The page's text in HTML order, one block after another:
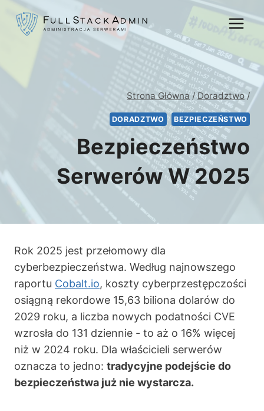
Przejdź
Strona Główna / Doradztwo /
DORADZTWO BEZPIECZEŃSTWO
Bezpieczeństwo
Serwerów W 2025
Rok 2025 jest przełomowy dla
cyberbezpieczeństwa. Według najnowszego
raportu Cobalt.io, koszty cyberprzestępczości
osiągną rekordowe 15,63 biliona dolarów do
2029 roku, a liczba nowych podatności CVE
wzrosła do 131 dziennie - to aż o 16% więcej
niż w 2024 roku. Dla właścicieli serwerów
oznacza to jedno: tradycyjne podejście do
bezpieczeństwa już nie wystarcza.